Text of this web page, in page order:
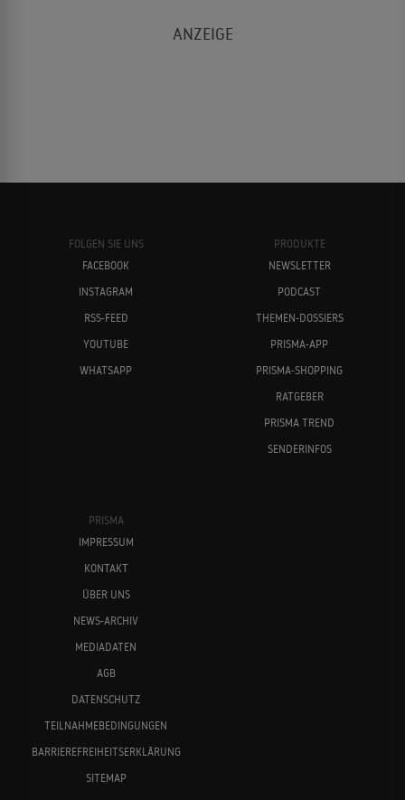
FOLGEN SIE UNS
FACEBOOK
INSTAGRAM
RSS-FEED
YOUTUBE
WHATSAPP
PRODUKTE
NEWSLETTER
PODCAST
THEMEN-DOSSIERS
PRISMA-APP
PRISMA-SHOPPING
RATGEBER
PRISMA TREND
SENDERINFOS
PRISMA
IMPRESSUM
KONTAKT
ÜBER UNS
NEWS-ARCHIV
MEDIADATEN
AGB
DATENSCHUTZ
TEILNAHMEBEDINGUNGEN
BARRIEREFREIHEITSERKLÄRUNG
SITEMAP